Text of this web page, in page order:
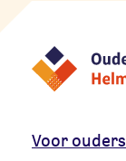
Voor ouders